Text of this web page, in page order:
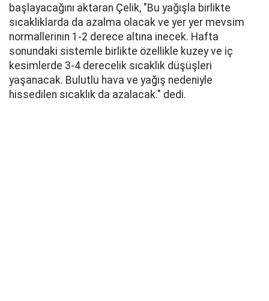
başlayacağını aktaran Çelik, "Bu yağışla birlikte
sıcaklıklarda da azalma olacak ve yer yer mevsim
normallerinin 1-2 derece altına inecek. Hafta
sonundaki sistemle birlikte özellikle kuzey ve iç
kesimlerde 3-4 derecelik sıcaklık düşüşleri
yaşanacak. Bulutlu hava ve yağış nedeniyle
hissedilen sıcaklık da azalacak." dedi.